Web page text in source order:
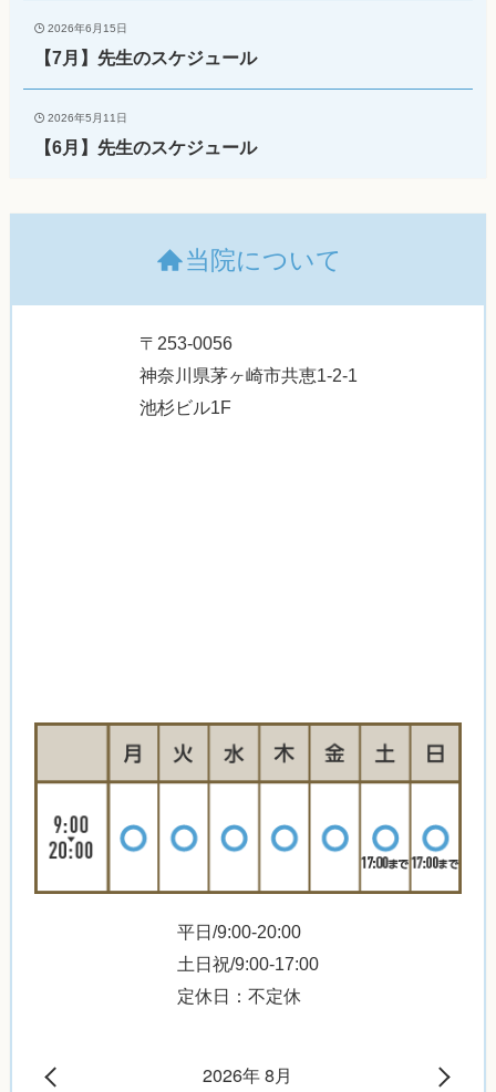
2026年6月15日
【7月】先生のスケジュール
2026年5月11日
【6月】先生のスケジュール
当院について
〒253-0056
神奈川県茅ヶ崎市共恵1-2-1
池杉ビル1F
平日/9:00-20:00
土日祝/9:00-17:00
定休日：不定休
2026年 8月